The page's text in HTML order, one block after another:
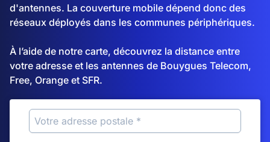
d'antennes. La couverture mobile dépend donc des
réseaux déployés dans les communes périphériques.
À l’aide de notre carte, découvrez la distance entre
votre adresse et les antennes de Bouygues Telecom,
Free, Orange et SFR.